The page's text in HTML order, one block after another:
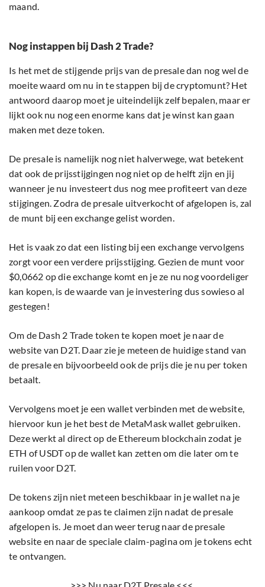
maand.
Nog instappen bij Dash 2 Trade?
Is het met de stijgende prijs van de presale dan nog wel de
moeite waard om nu in te stappen bij de cryptomunt? Het
antwoord daarop moet je uiteindelijk zelf bepalen, maar er
lijkt ook nu nog een enorme kans dat je winst kan gaan
maken met deze token.
De presale is namelijk nog niet halverwege, wat betekent
dat ook de prijsstijgingen nog niet op de helft zijn en jij
wanneer je nu investeert dus nog mee profiteert van deze
stijgingen. Zodra de presale uitverkocht of afgelopen is, zal
de munt bij een exchange gelist worden.
Het is vaak zo dat een listing bij een exchange vervolgens
zorgt voor een verdere prijsstijging. Gezien de munt voor
$0,0662 op die exchange komt en je ze nu nog voordeliger
kan kopen, is de waarde van je investering dus sowieso al
gestegen!
Om de Dash 2 Trade token te kopen moet je naar de
website van D2T. Daar zie je meteen de huidige stand van
de presale en bijvoorbeeld ook de prijs die je nu per token
betaalt.
Vervolgens moet je een wallet verbinden met de website,
hiervoor kun je het best de MetaMask wallet gebruiken.
Deze werkt al direct op de Ethereum blockchain zodat je
ETH of USDT op de wallet kan zetten om die later om te
ruilen voor D2T.
De tokens zijn niet meteen beschikbaar in je wallet na je
aankoop omdat ze pas te claimen zijn nadat de presale
afgelopen is. Je moet dan weer terug naar de presale
website en naar de speciale claim-pagina om je tokens echt
te ontvangen.